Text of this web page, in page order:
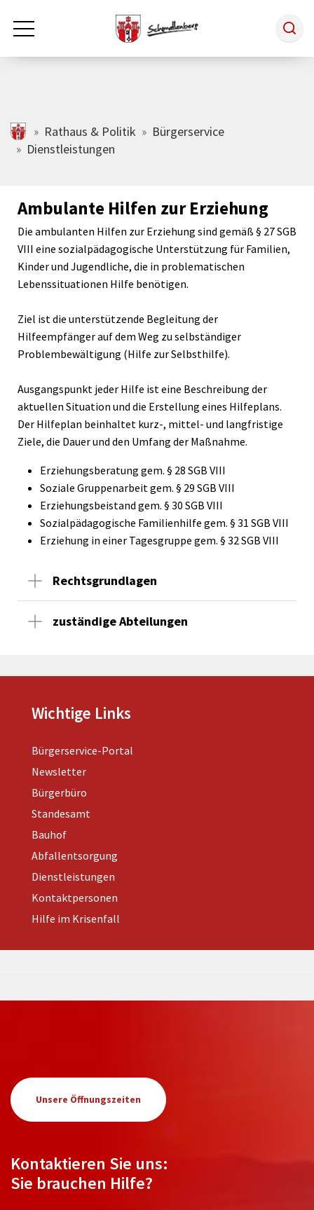
Zum Hauptinhalt springen
Rathaus & Politik
Tourismus
Freizeit & Kultur
schmallenberg.de
Rathaus & Politik
Bürgerservice
Dienstleistungen
Ambulante Hilfen zur Erziehung
Die ambulanten Hilfen zur Erziehung sind gemäß § 27 SGB
VIII eine sozialpädagogische Unterstützung für Familien,
Kinder und Jugendliche, die in problematischen
Lebenssituationen Hilfe benötigen.
Ziel ist die unterstützende Begleitung der
Hilfeempfänger auf dem Weg zu selbständiger
Problembewältigung (Hilfe zur Selbsthilfe).
Ausgangspunkt jeder Hilfe ist eine Beschreibung der
aktuellen Situation und die Erstellung eines Hilfeplans.
Der Hilfeplan beinhaltet kurz-, mittel- und langfristige
Ziele, die Dauer und den Umfang der Maßnahme.
Erziehungsberatung gem. § 28 SGB VIII
Soziale Gruppenarbeit gem. § 29 SGB VIII
Erziehungsbeistand gem. § 30 SGB VIII
Sozialpädagogische Familienhilfe gem. § 31 SGB VIII
Erziehung in einer Tagesgruppe gem. § 32 SGB VIII
Rechtsgrundlagen
zuständige Abteilungen
Wichtige Links
Bürgerservice-Portal
Newsletter
Bürgerbüro
Standesamt
Bauhof
Abfallentsorgung
Dienstleistungen
Kontaktpersonen
Hilfe im Krisenfall
Unsere Öffnungszeiten
Kontaktieren Sie uns:
Sie brauchen Hilfe?